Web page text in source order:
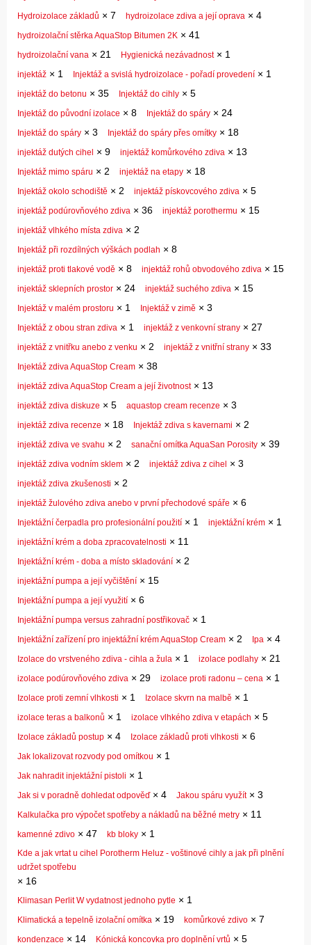
Hydroizolace základů × 7 hydroizolace zdiva a její oprava × 4
hydroizolační stěrka AquaStop Bitumen 2K × 41
hydroizolační vana × 21 Hygienická nezávadnost× 1
injektáž × 1 Injektáž a svislá hydroizolace - pořadí provedení × 1
injektáž do betonu × 35 Injektáž do cihly × 5
Injektáž do původní izolace × 8 Injektáž do spáry × 24
Injektáž do spáry × 3 Injektáž do spáry přes omítky × 18
injektáž dutých cihel × 9 injektáž komůrkového zdiva × 13
Injektáž mimo spáru × 2 injektáž na etapy × 18
Injektáž okolo schodiště × 2 injektáž pískovcového zdiva × 5
injektáž podúrovňového zdiva × 36 injektáž porothermu × 15
injektáž vlhkého místa zdiva × 2
Injektáž při rozdílných výškách podlah × 8
injektáž proti tlakové vodě × 8 injektáž rohů obvodového zdiva × 15
injektáž sklepních prostor × 24 injektáž suchého zdiva × 15
Injektáž v malém prostoru × 1 Injektáž v zimě × 3
Injektáž z obou stran zdiva × 1 injektáž z venkovní strany × 27
injektáž z vnitřku anebo z venku × 2 injektáž z vnitřní strany × 33
Injektáž zdiva AquaStop Cream × 38
injektáž zdiva AquaStop Cream a její životnost× 13
injektáž zdiva diskuze × 5 aquastop cream recenze × 3
injektáž zdiva recenze × 18 Injektáž zdiva s kavernami × 2
injektáž zdiva ve svahu × 2 sanační omítka AquaSan Porosity × 39
injektáž zdiva vodním sklem × 2 injektáž zdiva z cihel × 3
injektáž zdiva zkušenosti × 2
injektáž žulového zdiva anebo v první přechodové spáře × 6
Injektážní čerpadla pro profesionální použití × 1 injektážní krém × 1
injektážní krém a doba zpracovatelnosti × 11
Injektážní krém - doba a místo skladování × 2
injektážní pumpa a její vyčištění × 15
Injektážní pumpa a její využití × 6
Injektážní pumpa versus zahradní postřikovač × 1
Injektážní zařízení pro injektážní krém AquaStop Cream × 2 Ipa × 4
Izolace do vrstveného zdiva - cihla a žula × 1 izolace podlahy × 21
izolace podúrovňového zdiva × 29 izolace proti radonu – cena × 1
Izolace proti zemní vlhkosti × 1 Izolace skvrn na malbě × 1
izolace teras a balkonů × 1 izolace vlhkého zdiva v etapách × 5
Izolace základů postup × 4 Izolace základů proti vlhkosti × 6
Jak lokalizovat rozvody pod omítkou × 1
Jak nahradit injektážní pistoli × 1
Jak si v poradně dohledat odpověď× 4 Jakou spáru využít× 3
Kalkulačka pro výpočet spotřeby a nákladů na běžné metry × 11
kamenné zdivo × 47 kb bloky × 1
Kde a jak vrtat u cihel Porotherm Heluz - voštinové cihly a jak při plnění
udržet spotřebu
× 16
Klimasan Perlit W vydatnost jednoho pytle × 1
Klimatická a tepelně izolační omítka × 19 komůrkové zdivo × 7
kondenzace × 14 Kónická koncovka pro doplnění vrtů × 5